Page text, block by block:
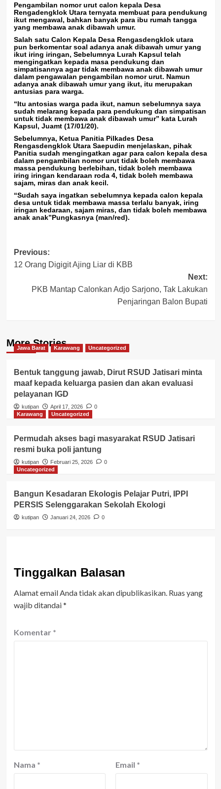
Pengambilan nomor urut calon kepala Desa
Rengadengklok Utara ternyata membuat para pendukung
ikut mengawal, bahkan banyak para ibu rumah tangga
yang membawa anak dibawah umur.
Salah satu Calon Kepala Desa Rengasdengklok utara
pun berkomentar soal adanya anak dibawah umur yang
ikut iring iringan, Sebelumnya Lurah Kapsul telah
mengingatkan kepada masa pendukung dan
simpatisannya agar tidak membawa anak dibawah umur
dalam pengawalan pengambilan nomor urut. Namun
adanya anak dibawah umur yang ikut, itu merupakan
antusias para warga.
“Itu antosias warga pada ikut, namun sebelumnya saya
sudah melarang kepada para pendukung dan simpatisan
untuk tidak membawa anak dibawah umur” kata Lurah
Kapsul, Juamt (17/01/20).
Sebelumnya, Ketua Panitia Pilkades Desa
Rengasdengklok Utara Saepudin menjelaskan, pihak
Panitia sudah mengingatkan agar para calon kepala desa
dalam pengambilan nomor urut tidak boleh membawa
massa pendukung berlebihan, tidak boleh membawa
iring iringan kendaraan roda 4, tidak boleh membawa
sajam, miras dan anak kecil.
“Sudah saya ingatkan sebelumnya kepada calon kepala
desa untuk tidak membawa massa terlalu banyak, iring
iringan kedaraan, sajam miras, dan tidak boleh membawa
anak anak”Pungkasnya (man/red).
Post
navigation
Previous:
12 Orang Digigit Ajing Liar di KBB
Next:
PKB Mantap Calonkan Adjo Sarjono, Tak Lakukan
Penjaringan Balon Bupati
More Stories
Jawa Barat Karawang Uncategorized
Bentuk tanggung jawab, Dirut RSUD Jatisari minta
maaf kepada keluarga pasien dan akan evaluasi
pelayanan IGD
kutipan April 17, 2026
0
Karawang
Uncategorized
Permudah akses bagi masyarakat RSUD Jatisari
resmi buka poli jantung
kutipan Februari 25, 2026
0
Uncategorized
Bangun Kesadaran Ekologis Pelajar Putri, IPPI
PERSIS Selenggarakan Sekolah Ekologi
kutipan Januari 24, 2026 0
Tinggalkan Balasan
Alamat email Anda tidak akan dipublikasikan. Ruas yang
wajib ditandai*
Komentar *
Nama * Email *